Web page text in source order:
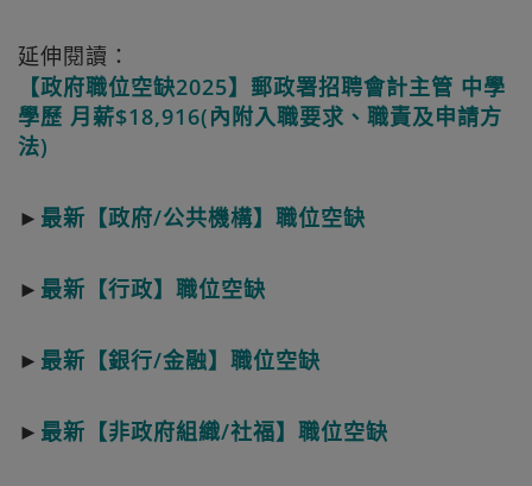
延伸閱讀：
【政府職位空缺2025】郵政署招聘會計主管 中學
學歷 月薪$18,916(內附入職要求、職責及申請方
法)
► 最新【政府/公共機構】職位空缺
► 最新【行政】職位空缺
► 最新【銀行/金融】職位空缺
► 最新【非政府組織/社福】職位空缺